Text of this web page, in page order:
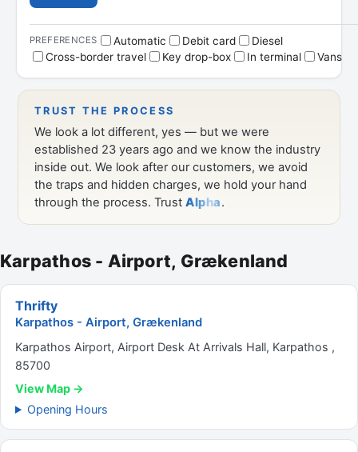
Karpathos - Airport, Grækenland
Thrifty
Karpathos - Airport, Grækenland
Karpathos Airport, Airport Desk At Arrivals Hall, Karpathos ,
85700
View Map →
Opening Hours